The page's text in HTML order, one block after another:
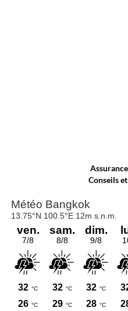
Conseils